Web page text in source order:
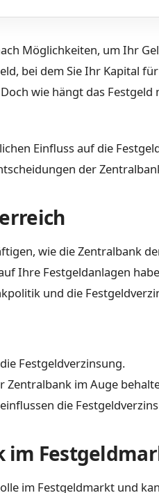
Möglichkeiten, um Ihr
bei dem Sie Ihr Kapital
wie hängt das
Einfluss auf die
der
wie die Zentralbank
Ihre Festgeldanlagen
und die
Festgeldverzinsung.
Zentralbank im Auge
die
im
im Festgeldmarkt und